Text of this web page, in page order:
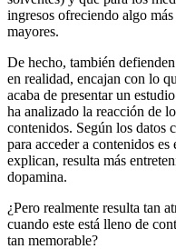
ingresos ofreciendo algo
mayores.
De hecho, también
en realidad, encajan con lo
acaba de presentar un
ha analizado la reacción de
contenidos. Según los datos
para acceder a contenidos
explican, resulta más
dopamina.
¿Pero realmente resulta tan
cuando este está lleno de
tan memorable?